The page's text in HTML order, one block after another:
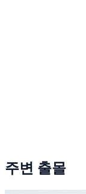
주변 출몰